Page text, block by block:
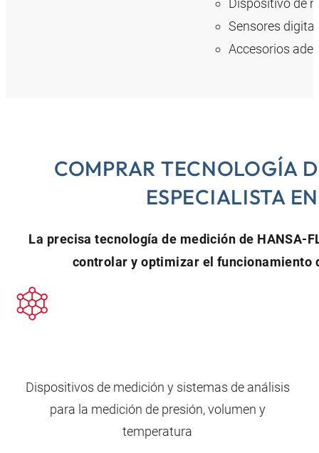
Dispositivo de
Sensores
Accesorios
COMPRAR TECNOLOGÍA
ESPECIALISTA
La precisa tecnología de medición de
controlar y optimizar el funcionamiento
Dispositivos de medición y sistemas de análisis
para la medición de presión, volumen y
temperatura